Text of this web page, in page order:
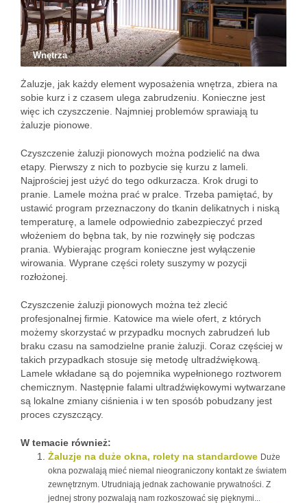
Wnętrza
Żaluzje, jak każdy element wyposażenia wnętrza, zbiera na
sobie kurz i z czasem ulega zabrudzeniu. Konieczne jest
więc ich czyszczenie. Najmniej problemów sprawiają tu
żaluzje pionowe.
Czyszczenie żaluzji pionowych można podzielić na dwa
etapy. Pierwszy z nich to pozbycie się kurzu z lameli.
Najprościej jest użyć do tego odkurzacza. Krok drugi to
pranie. Lamele można prać w pralce. Trzeba pamiętać, by
ustawić program przeznaczony do tkanin delikatnych i niską
temperaturę, a lamele odpowiednio zabezpieczyć przed
włożeniem do bębna tak, by nie rozwinęły się podczas
prania. Wybierając program konieczne jest wyłączenie
wirowania. Wyprane części rolety suszymy w pozycji
rozłożonej.
Czyszczenie żaluzji pionowych można też zlecić
profesjonalnej firmie. Katowice ma wiele ofert, z których
możemy skorzystać w przypadku mocnych zabrudzeń lub
braku czasu na samodzielne pranie żaluzji. Coraz częściej w
takich przypadkach stosuje się metodę ultradźwiękową.
Lamele wkładane są do pojemnika wypełnionego roztworem
chemicznym. Następnie falami ultradźwiękowymi wytwarzane
są lokalne zmiany ciśnienia i w ten sposób pobudzany jest
proces czyszczący.
W temacie również:
Żaluzje na duże okna, rolety na standardowe Duże
okna pozwalają mieć niemal nieograniczony kontakt ze światem
zewnętrznym. Utrudniają jednak zachowanie prywatności. Z
jednej strony pozwalają nam rozkoszować się pięknymi...